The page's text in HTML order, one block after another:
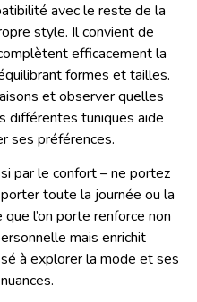
avec le reste de la
style. Il convient de
efficacement la
formes et tailles.
et observer quelles
différentes tuniques aide
ses préférences.
par le confort – ne portez
toute la journée ou la
l’on porte renforce non
mais enrichit
à explorer la mode et ses